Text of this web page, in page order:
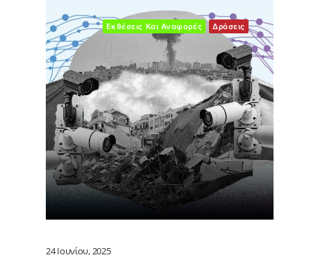
Εκθέσεις Και Αναφορές Δράσεις
24 Ιουνίου, 2025